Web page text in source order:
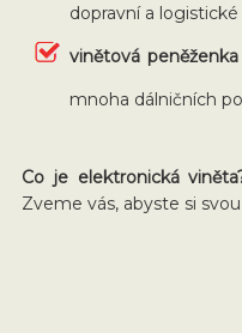
dopravní a
vinětová peněženka
mnoha dálničních
Co je elektronická
Zveme vás, abyste si